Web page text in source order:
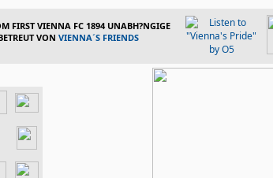
FIRST VIENNA FC 1894 UNABH?NGIGE
VON VIENNA´S FRIENDS